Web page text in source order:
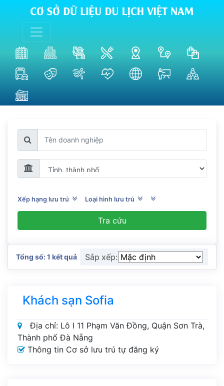
Xếp hạng lưu trú Loại hình lưu trú
Tra cứu
Tổng số: 1 kết quả Sắp xếp:
Khách sạn Sofia
Địa chỉ: Lô I 11 Phạm Văn Đồng, Quận Sơn Trà,
Thành phố Đà Nẵng
Thông tin Cơ sở lưu trú tự đăng ký